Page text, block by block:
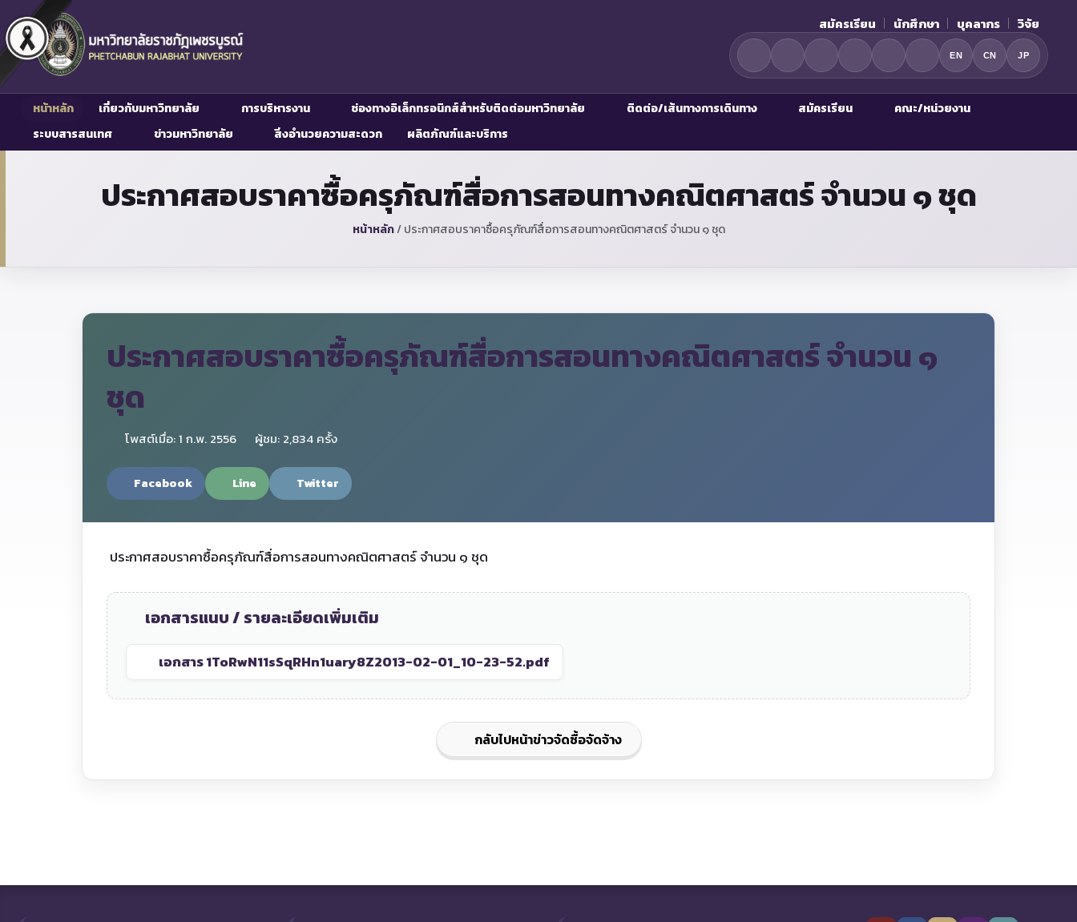
สมัครเรียน นักศึกษา บุคลากร วิจัย
EN CN JP
หน้าหลัก เกี่ยวกับมหาวิทยาลัย การบริหารงาน ช่องทางอิเล็กทรอนิกส์สำหรับติดต่อมหาวิทยาลัย ติดต่อ/เส้นทางการเดินทาง สมัครเรียน
คณะ/หน่วยงาน
ระบบสารสนเทศ
ข่าวมหาวิทยาลัย สิ่งอำนวยความสะดวก ผลิตภัณฑ์และบริการ
ประกาศสอบราคาซื้อครุภัณฑ์สื่อการสอนทางคณิตศาสตร์ จำนวน ๑ ชุด
หน้าหลัก/ ประกาศสอบราคาซื้อครุภัณฑ์สื่อการสอนทางคณิตศาสตร์ จำนวน ๑ ชุด
ประกาศสอบราคาซื้อครุภัณฑ์สื่อการสอนทางคณิตศาสตร์ จำนวน ๑
ชุด
โพสต์เมื่อ: 1 ก.พ. 2556 ผู้ชม: 2,834 ครั้ง
Facebook Line Twitter
ประกาศสอบราคาซื้อครุภัณฑ์สื่อการสอนทางคณิตศาสตร์ จำนวน ๑ ชุด
เอกสารแนบ / รายละเอียดเพิ่มเติม
เอกสาร 1ToRwN11sSqRHn1uary8Z2013-02-01_10-23-52.pdf
กลับไปหน้าข่าวจัดซื้อจัดจ้าง